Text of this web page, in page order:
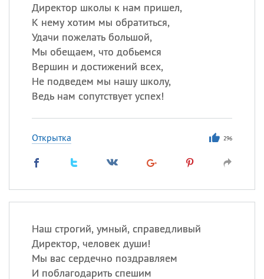
Директор школы к нам пришел,
К нему хотим мы обратиться,
Удачи пожелать большой,
Мы обещаем, что добьемся
Вершин и достижений всех,
Не подведем мы нашу школу,
Ведь нам сопутствует успех!
Открытка 296
Наш строгий, умный, справедливый
Директор, человек души!
Мы вас сердечно поздравляем
И поблагодарить спешим